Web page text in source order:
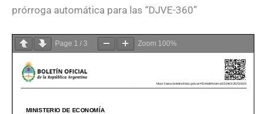
prórroga automática para las “DJVE-360”
Page 1 / 3 Zoom 100%